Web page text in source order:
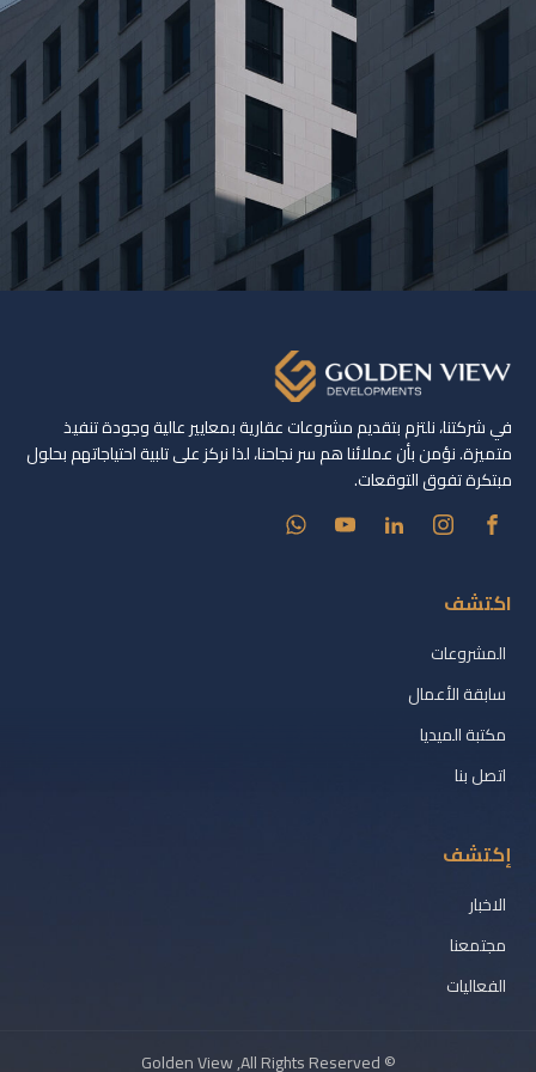
في شركتنا، نلتزم بتقديم مشروعات عقارية بمعايير عالية وجودة تنفيذ
متميزة. نؤمن بأن عملائنا هم سر نجاحنا، لذا نركز على تلبية احتياجاتهم بحلول
مبتكرة تفوق التوقعات.
اكتشف
المشروعات
سابقة الأعمال
مكتبة الميديا
اتصل بنا
إكتشف
الاخبار
مجتمعنا
الفعاليات
Golden View